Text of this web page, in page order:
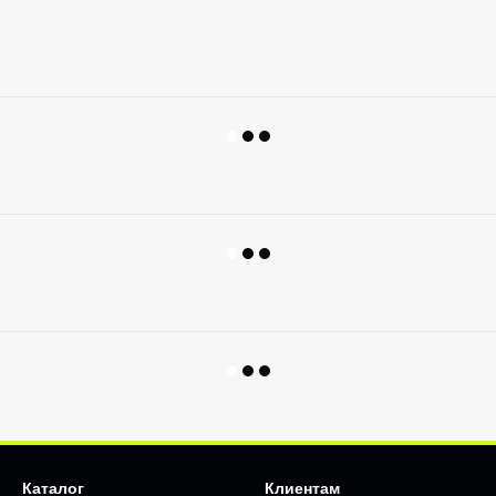
Каталог Клиентам